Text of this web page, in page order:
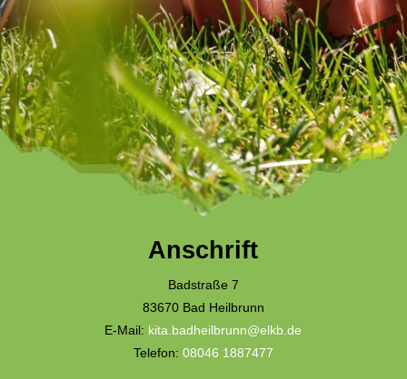
Anschrift
Badstraße 7
83670 Bad Heilbrunn
E-Mail: kita.badheilbrunn@elkb.de
Telefon: 08046 1887477